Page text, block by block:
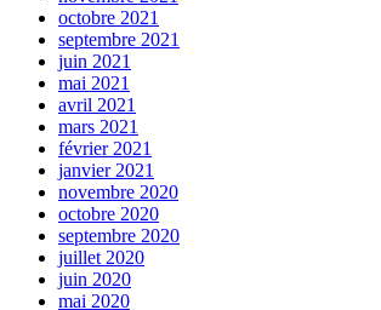
octobre 2021
septembre 2021
juin 2021
mai 2021
avril 2021
mars 2021
février 2021
janvier 2021
novembre 2020
octobre 2020
septembre 2020
juillet 2020
juin 2020
mai 2020